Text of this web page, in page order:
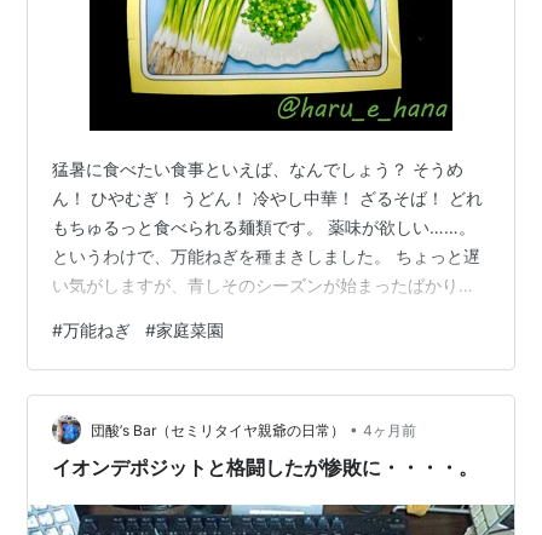
猛暑に食べたい食事といえば、なんでしょう？ そうめ
ん！ ひやむぎ！ うどん！ 冷やし中華！ ざるそば！ どれ
もちゅるっと食べられる麺類です。 薬味が欲しい……。
というわけで、万能ねぎを種まきしました。 ちょっと遅
い気がしますが、青しそのシーズンが始まったばかり
前には収穫できるでしょう、たぶん。 冷凍したゆずの皮
もあるし！ 海苔を刻んでもいいし！ きゅうりと味噌の冷
や汁もあるし！ 畑に種まきしたいところでしたが、「こ
こなら」という場所がありません。 条件は、 地下茎で伸
びる植物（フキ、ドクダミ、スギナ）が侵略していない
#万能ねぎ #家庭菜園
団酸’s Bar（セミリタイヤ親爺の日常） • 4ヶ月前
イオンデポジットと格闘したが惨敗に・・・・。